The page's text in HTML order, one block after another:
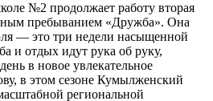
№2 продолжает работу вторая
пребыванием «Дружба». Она
— это три недели насыщенной
и отдых идут рука об руку,
в новое увлекательное
в этом сезоне Кумылженский
региональной